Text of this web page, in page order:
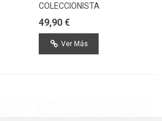
COLECCIONISTA
49,90 €
Ver Más